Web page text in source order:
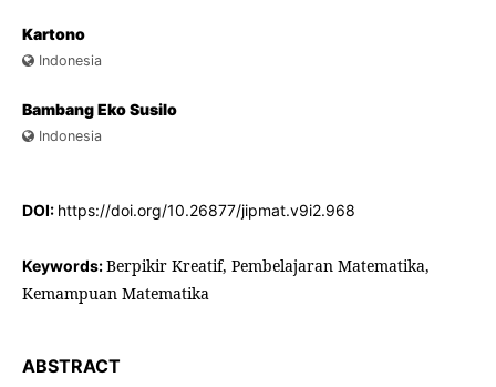
Kartono
Indonesia
Bambang Eko Susilo
Indonesia
DOI: https://doi.org/10.26877/jipmat.v9i2.968
Keywords:Berpikir Kreatif, Pembelajaran Matematika,
Kemampuan Matematika
ABSTRACT